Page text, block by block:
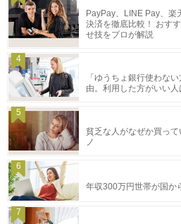
PayPay、LINE Pay、
決済を徹底比較！ おす
せ技をプロが解説
4
「ゆうちょ銀行使わな
由。利用した方がいい人
5
貧乏な人がなぜか買っ
ノ
6
年収300万円世帯が国か
7